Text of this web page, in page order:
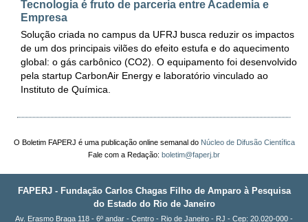
Tecnologia é fruto de parceria entre Academia e
Empresa
Solução criada no campus da UFRJ busca reduzir os impactos
de um dos principais vilões do efeito estufa e do aquecimento
global: o gás carbônico (CO2). O equipamento foi desenvolvido
pela startup CarbonAir Energy e laboratório vinculado ao
Instituto de Química.
O Boletim FAPERJ é uma publicação online semanal do Núcleo de Difusão Científica
Fale com a Redação: boletim@faperj.br
FAPERJ - Fundação Carlos Chagas Filho de Amparo à Pesquisa
do Estado do Rio de Janeiro
Av. Erasmo Braga 118 - 6º andar - Centro - Rio de Janeiro - RJ - Cep: 20.020-000 -